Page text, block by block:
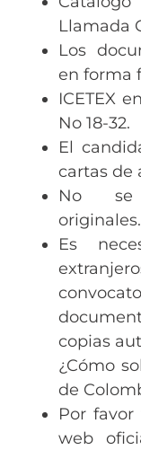
Llamada
Los
en forma
ICETEX
No 18-32.
El
cartas de
No se
originales.
Es
copias
¿Cómo
de
Por
web